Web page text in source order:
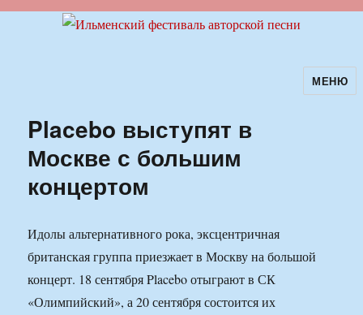
Ильменский фестиваль авторской
песни
МЕНЮ
Placebo выступят в
Москве с большим
концертом
Идолы альтернативного рока, эксцентричная
британская группа приезжает в Москву на большой
концерт. 18 сентября Placebo отыграют в СК
«Олимпийский», а 20 сентября состоится их